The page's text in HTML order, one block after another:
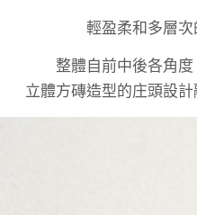
輕盈柔和多層
整體自前中後各角
立體方磚造型的庄頭設